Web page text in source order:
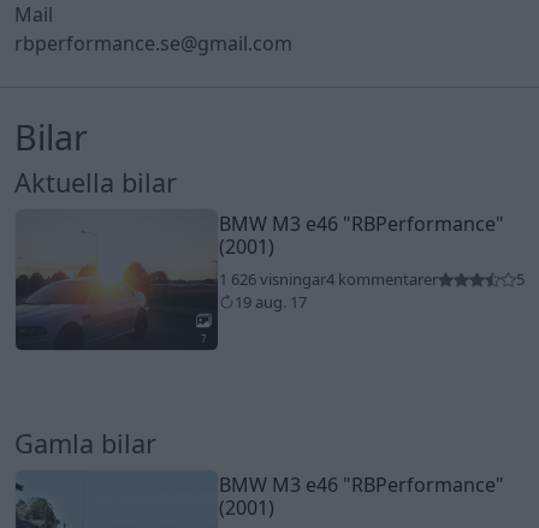
Mail
rbperformance.se@gmail.com
Bilar
Aktuella bilar
7
BMW M3 e46 "RBPerformance"
(2001)
1 626 visningar4 kommentarer
5
19 aug. 17
Gamla bilar
BMW M3 e46 "RBPerformance"
(2001)